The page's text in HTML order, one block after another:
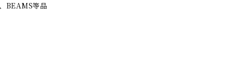
BEAMS等品